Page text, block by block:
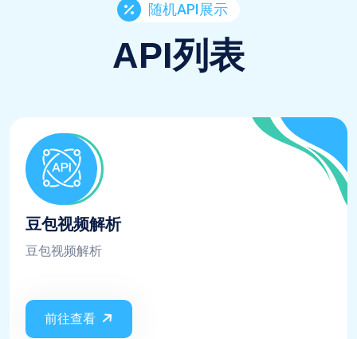
随机API展示
API列表
豆包视频解析
豆包视频解析
前往查看